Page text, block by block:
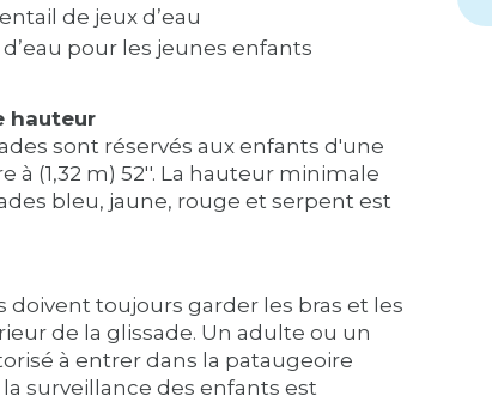
de jeux d’eau
pour les jeunes enfants
hauteur
sont réservés aux enfants d'une
à (1,32 m) 52''. La hauteur minimale
bleu, jaune, rouge et serpent est
doivent toujours garder les bras et les
de la glissade. Un adulte ou un
à entrer dans la pataugeoire
surveillance des enfants est